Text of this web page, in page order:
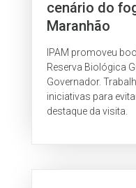
cenário do
Maranhão
IPAM promoveu
Reserva Biológica
Governador.
iniciativas para
destaque da visita.